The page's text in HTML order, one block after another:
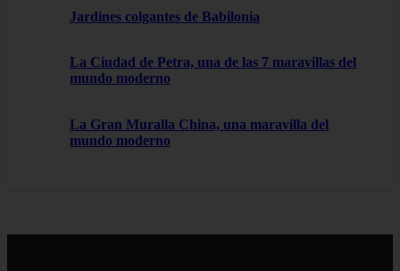
Jardines colgantes de Babilonia
La Ciudad de Petra, una de las 7 maravillas del
mundo moderno
La Gran Muralla China, una maravilla del
mundo moderno